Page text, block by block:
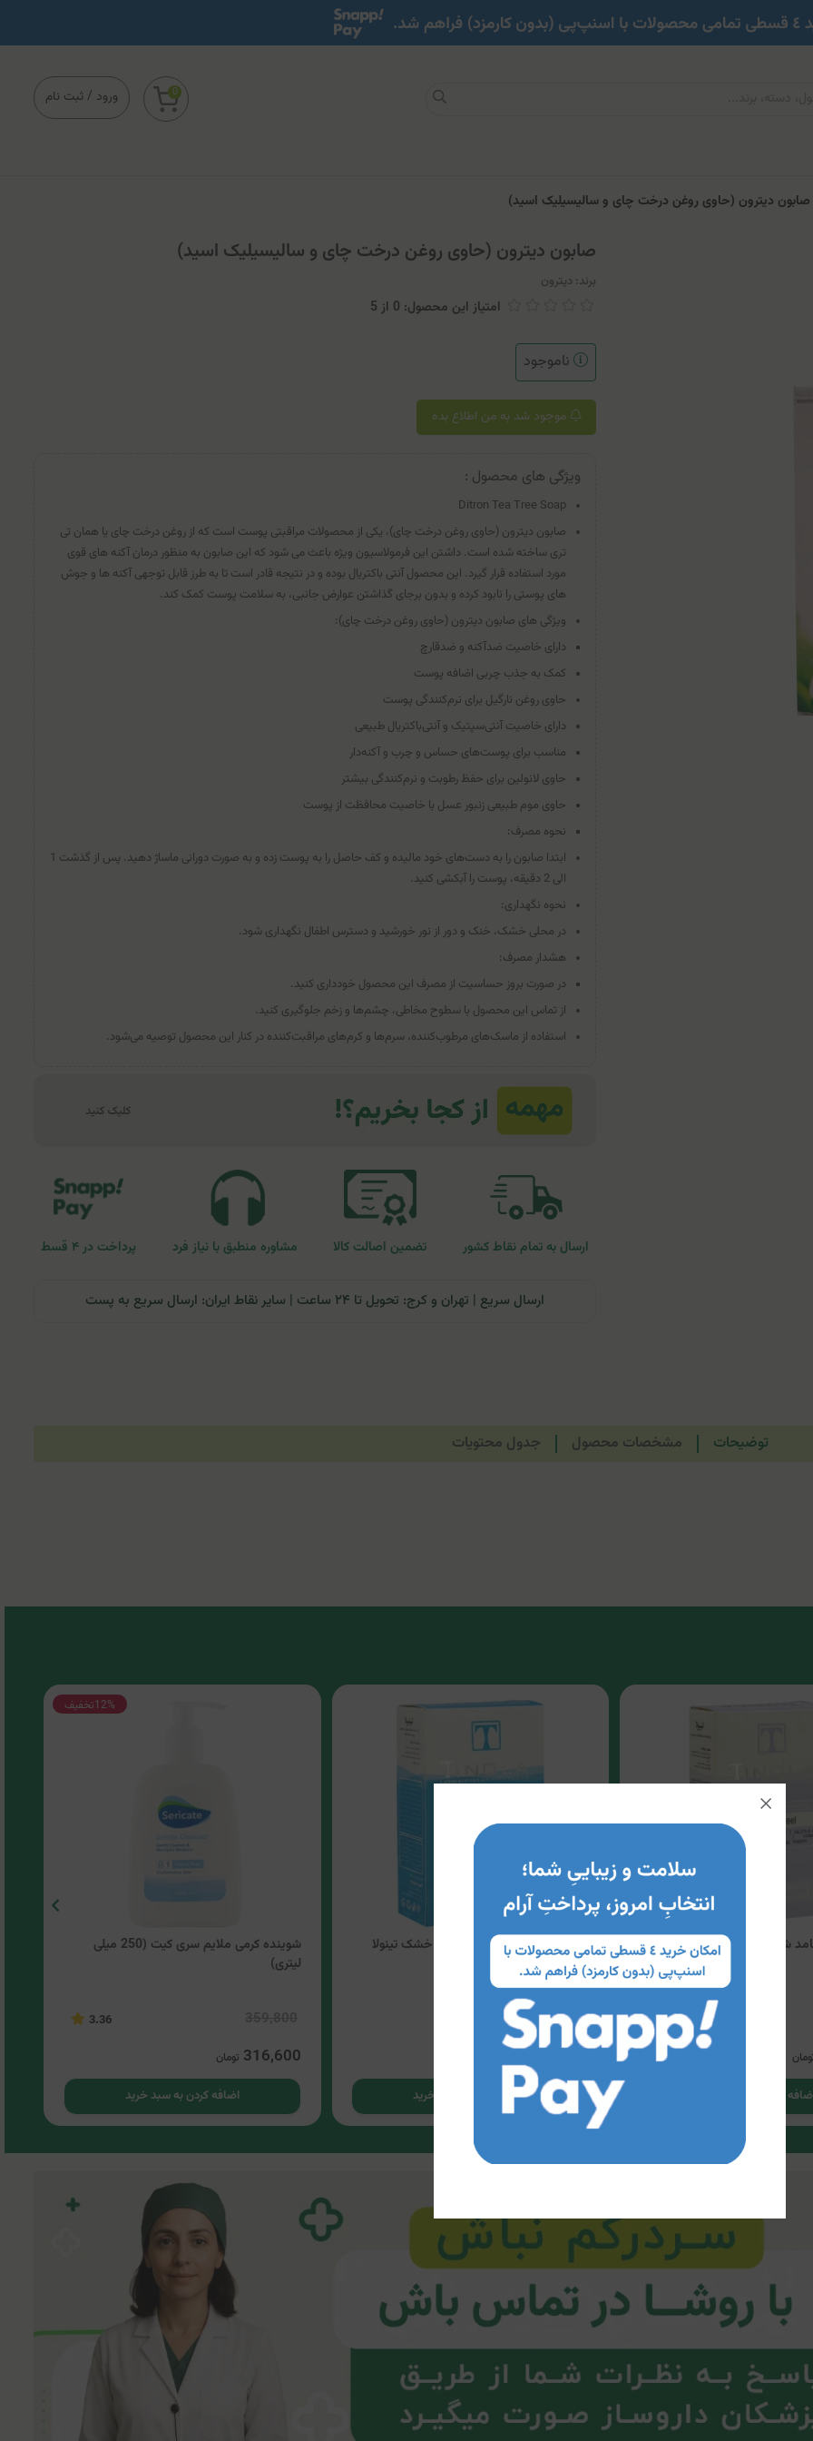
ورود / ثبت نام 0
صابون دیترون (حاوی روغن درخت چای و سالیسیلیک اسید)
صابون دیترون (حاوی روغن درخت چای و سالیسیلیک اسید)
برند: دیترون
امتیاز این محصول: 0 از 5
ناموجود
موجود شد به من اطلاع بده
ویژگی های محصول :
Ditron Tea Tree Soap
صابون دیترون (حاوی روغن درخت چای)، یکی از محصولات مراقبتی پوست است که از روغن درخت چای یا همان تی
تری ساخته شده است. داشتن این فرمولاسیون ویژه باعث می شود که این صابون به منظور درمان آکنه های قوی
مورد استفاده قرار گیرد. این محصول آنتی باکتریال بوده و در نتیجه قادر است تا به طرز قابل توجهی آکنه ها و جوش
های پوستی را نابود کرده و بدون برجای گذاشتن عوارض جانبی، به سلامت پوست کمک کند.
ویژگی های صابون دیترون (حاوی روغن درخت چای):
دارای خاصیت ضدآکنه و ضدقارچ
کمک به جذب چربی اضافه پوست
حاوی روغن نارگیل برای نرم‌کنندگی پوست
دارای خاصیت آنتی‌سپتیک و آنتی‌باکتریال طبیعی
مناسب برای پوست‌های حساس و چرب و آکنه‌دار
حاوی لانولین برای حفظ رطوبت و نرم‌کنندگی بیشتر
حاوی موم طبیعی زنبور عسل با خاصیت محافظت از پوست
نحوه مصرف:
ابتدا صابون را به دست‌های خود مالیده و کف حاصل را به پوست زده و به صورت دورانی ماساژ دهید. پس از گذشت 1
الی 2 دقیقه، پوست را آبکشی کنید.
نحوه نگهداری:
در محلی خشک، خنک و دور از نور خورشید و دسترس اطفال نگهداری شود.
هشدار مصرف:
در صورت بروز حساسیت از مصرف این محصول خودداری کنید.
از تماس این محصول با سطوح مخاطی، چشم‌ها و زخم جلوگیری کنید.
استفاده از ماسک‌های مرطوب‌کننده، سرم‌ها و کرم‌های مراقبت‌کننده در کنار این محصول توصیه می‌شود.
ارسال به تمام نقاط کشور تضمین اصالت کالا مشاوره منطبق با نیاز فرد پرداخت در ۴ قسط
ارسال سریع | تهران و کرج: تحویل تا ۲۴ ساعت | سایر نقاط ایران: ارسال سریع به پست
توضیحات مشخصات محصول جدول محتویات
شفاف لایه بردار تینولا
کردن به سبد خرید
پاک کننده جامد شفاف پوست خشک تینولا
4
اضافه کردن به سبد خرید
12%تخفیف
شوینده کرمی ملایم سری کیت (250 میلی
لیتری)
3.36
316,600 تومان
اضافه کردن به سبد خرید